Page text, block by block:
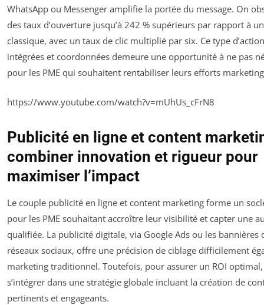
WhatsApp ou Messenger amplifie la portée du message. On
des taux d’ouverture jusqu’à 242 % supérieurs par rapport à
classique, avec un taux de clic multiplié par six. Ce type
intégrées et coordonnées demeure une opportunité à ne pas
pour les PME qui souhaitent rentabiliser leurs efforts
https://www.youtube.com/watch?v=mUhUs_cFrN8
Publicité en ligne et content
combiner innovation et rigueur pour
maximiser l’impact
Le couple publicité en ligne et content marketing forme un
pour les PME souhaitant accroître leur visibilité et capter une
qualifiée. La publicité digitale, via Google Ads ou les bannières
réseaux sociaux, offre une précision de ciblage difficilement
marketing traditionnel. Toutefois, pour assurer un ROI
s’intégrer dans une stratégie globale incluant la création de
pertinents et engageants.